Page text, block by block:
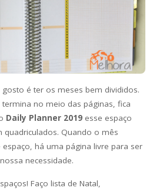
é ter os meses bem divididos.
no meio das páginas, fica
Daily Planner 2019 esse espaço
quadriculados. Quando o mês
há uma página livre para ser
necessidade.
Faço lista de Natal,